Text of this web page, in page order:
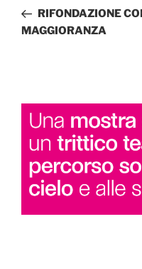
precedente:
RIFONDAZIONE
MAGGIORANZA